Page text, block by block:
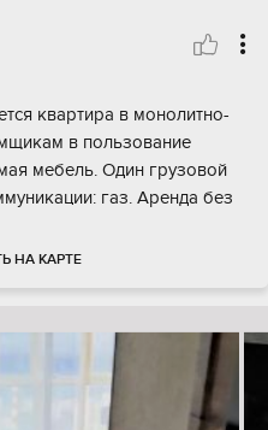
квартира в монолитно-
в пользование
мебель. Один грузовой
газ. Аренда без
НА КАРТЕ